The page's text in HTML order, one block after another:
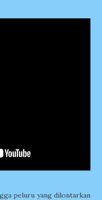
peluru yang dilontarkan